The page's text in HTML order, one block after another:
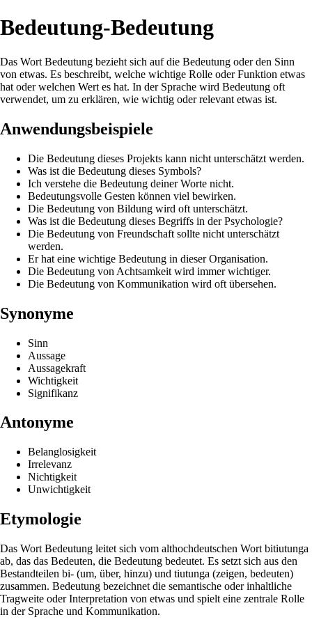
Bedeutung-Bedeutung
Das Wort Bedeutung bezieht sich auf die Bedeutung oder den Sinn
von etwas. Es beschreibt, welche wichtige Rolle oder Funktion etwas
hat oder welchen Wert es hat. In der Sprache wird Bedeutung oft
verwendet, um zu erklären, wie wichtig oder relevant etwas ist.
Anwendungsbeispiele
Die Bedeutung dieses Projekts kann nicht unterschätzt werden.
Was ist die Bedeutung dieses Symbols?
Ich verstehe die Bedeutung deiner Worte nicht.
Bedeutungsvolle Gesten können viel bewirken.
Die Bedeutung von Bildung wird oft unterschätzt.
Was ist die Bedeutung dieses Begriffs in der Psychologie?
Die Bedeutung von Freundschaft sollte nicht unterschätzt
werden.
Er hat eine wichtige Bedeutung in dieser Organisation.
Die Bedeutung von Achtsamkeit wird immer wichtiger.
Die Bedeutung von Kommunikation wird oft übersehen.
Synonyme
Sinn
Aussage
Aussagekraft
Wichtigkeit
Signifikanz
Antonyme
Belanglosigkeit
Irrelevanz
Nichtigkeit
Unwichtigkeit
Etymologie
Das Wort Bedeutung leitet sich vom althochdeutschen Wort bitiutunga
ab, das das Bedeuten, die Bedeutung bedeutet. Es setzt sich aus den
Bestandteilen bi- (um, über, hinzu) und tiutunga (zeigen, bedeuten)
zusammen. Bedeutung bezeichnet die semantische oder inhaltliche
Tragweite oder Interpretation von etwas und spielt eine zentrale Rolle
in der Sprache und Kommunikation.